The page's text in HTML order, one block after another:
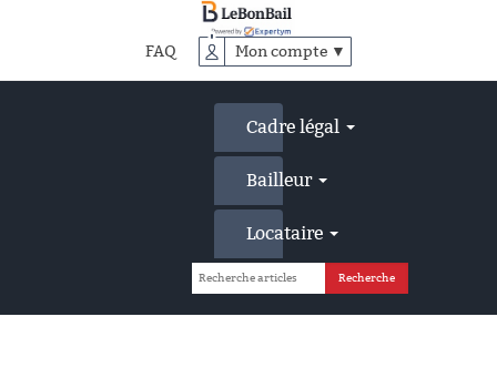
FAQ Mon compte ▼
Cadre légal
Bailleur
Locataire